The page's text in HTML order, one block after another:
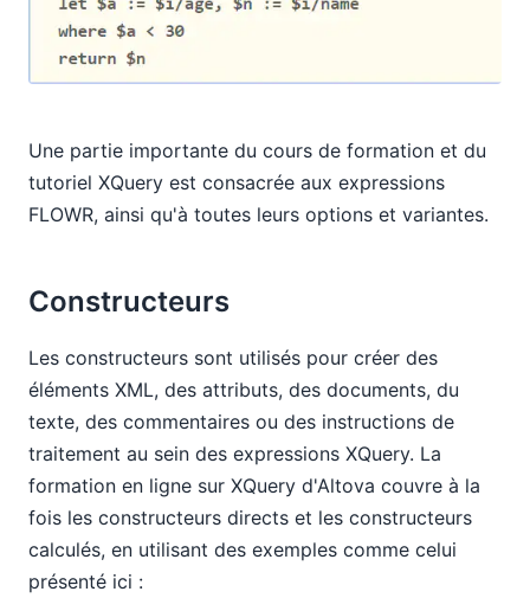
Une partie importante du cours de formation et du
tutoriel XQuery est consacrée aux expressions
FLOWR, ainsi qu'à toutes leurs options et variantes.
Constructeurs
Les constructeurs sont utilisés pour créer des
éléments XML, des attributs, des documents, du
texte, des commentaires ou des instructions de
traitement au sein des expressions XQuery. La
formation en ligne sur XQuery d'Altova couvre à la
fois les constructeurs directs et les constructeurs
calculés, en utilisant des exemples comme celui
présenté ici :